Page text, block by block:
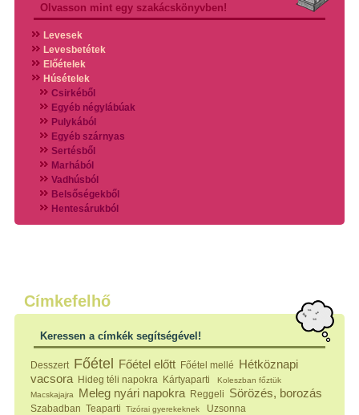
Olvasson mint egy szakácskönyvben!
Levesek
Levesbetétek
Előételek
Húsételek
Csirkéből
Egyéb négylábúak
Pulykából
Egyéb szárnyas
Sertésből
Marhából
Vadhúsból
Belsőségekből
Hentesárukból
Vadszárnyasokból
Köretek
Klasszikus főzelékek
Zöldséges ételek
Hidegkonyhai készítmények
Főtt tészták
Zsiradékban sült tészták
Sütőben sült tészták
Címkefelhő
Keressen a címkék segítségével!
Desszert Főétel Főétel előtt Főétel mellé Hétköznapi
vacsora Hideg téli napokra Kártyaparti
Koleszban főztük
Macskajajra
Meleg nyári napokra Reggeli Sörözés, borozás
Szabadban Teaparti Tizórai gyerekeknek Uzsonna